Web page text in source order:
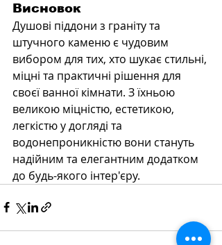
Висновок
Душові піддони з граніту та
штучного каменю є чудовим
вибором для тих, хто шукає стильні,
міцні та практичні рішення для
своєї ванної кімнати. З їхньою
великою міцністю, естетикою,
легкістю у догляді та
водонепроникністю вони стануть
надійним та елегантним додатком
до будь-якого інтер'єру.